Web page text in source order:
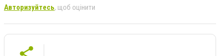
Авторизуйтесь, щоб оцінити